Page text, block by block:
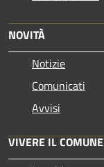
NOVITÀ
Notizie
Comunicati
Avvisi
VIVERE IL COMUNE